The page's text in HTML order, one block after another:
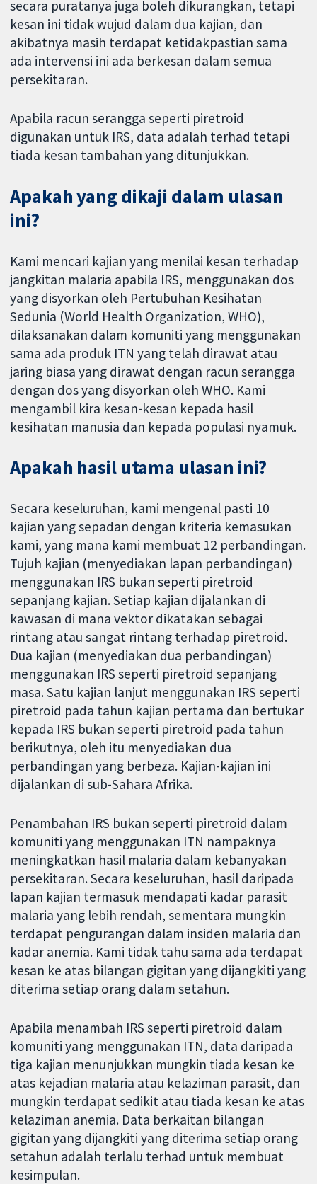
secara puratanya juga boleh dikurangkan, tetapi
kesan ini tidak wujud dalam dua kajian, dan
akibatnya masih terdapat ketidakpastian sama
ada intervensi ini ada berkesan dalam semua
persekitaran.
Apabila racun serangga seperti piretroid
digunakan untuk IRS, data adalah terhad tetapi
tiada kesan tambahan yang ditunjukkan.
Apakah yang dikaji dalam ulasan
ini?
Kami mencari kajian yang menilai kesan terhadap
jangkitan malaria apabila IRS, menggunakan dos
yang disyorkan oleh Pertubuhan Kesihatan
Sedunia (World Health Organization, WHO),
dilaksanakan dalam komuniti yang menggunakan
sama ada produk ITN yang telah dirawat atau
jaring biasa yang dirawat dengan racun serangga
dengan dos yang disyorkan oleh WHO. Kami
mengambil kira kesan-kesan kepada hasil
kesihatan manusia dan kepada populasi nyamuk.
Apakah hasil utama ulasan ini?
Secara keseluruhan, kami mengenal pasti 10
kajian yang sepadan dengan kriteria kemasukan
kami, yang mana kami membuat 12 perbandingan.
Tujuh kajian (menyediakan lapan perbandingan)
menggunakan IRS bukan seperti piretroid
sepanjang kajian. Setiap kajian dijalankan di
kawasan di mana vektor dikatakan sebagai
rintang atau sangat rintang terhadap piretroid.
Dua kajian (menyediakan dua perbandingan)
menggunakan IRS seperti piretroid sepanjang
masa. Satu kajian lanjut menggunakan IRS seperti
piretroid pada tahun kajian pertama dan bertukar
kepada IRS bukan seperti piretroid pada tahun
berikutnya, oleh itu menyediakan dua
perbandingan yang berbeza. Kajian-kajian ini
dijalankan di sub-Sahara Afrika.
Penambahan IRS bukan seperti piretroid dalam
komuniti yang menggunakan ITN nampaknya
meningkatkan hasil malaria dalam kebanyakan
persekitaran. Secara keseluruhan, hasil daripada
lapan kajian termasuk mendapati kadar parasit
malaria yang lebih rendah, sementara mungkin
terdapat pengurangan dalam insiden malaria dan
kadar anemia. Kami tidak tahu sama ada terdapat
kesan ke atas bilangan gigitan yang dijangkiti yang
diterima setiap orang dalam setahun.
Apabila menambah IRS seperti piretroid dalam
komuniti yang menggunakan ITN, data daripada
tiga kajian menunjukkan mungkin tiada kesan ke
atas kejadian malaria atau kelaziman parasit, dan
mungkin terdapat sedikit atau tiada kesan ke atas
kelaziman anemia. Data berkaitan bilangan
gigitan yang dijangkiti yang diterima setiap orang
setahun adalah terlalu terhad untuk membuat
kesimpulan.